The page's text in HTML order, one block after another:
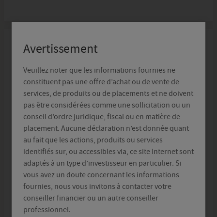
Avertissement
Veuillez noter que les informations fournies ne
constituent pas une offre d’achat ou de vente de
services, de produits ou de placements et ne doivent
pas être considérées comme une sollicitation ou un
conseil d’ordre juridique, fiscal ou en matière de
placement. Aucune déclaration n’est donnée quant
au fait que les actions, produits ou services
identifiés sur, ou accessibles via, ce site Internet sont
adaptés à un type d’investisseur en particulier. Si
vous avez un doute concernant les informations
fournies, nous vous invitons à contacter votre
conseiller financier ou un autre conseiller
professionnel.
Distributeur
Crelan
Le distributeur belge de la gamme de fonds Delegio
Privilege est Crelan – Boulevard Sylvain Dupuis 251,
1070 Anderlecht. Pour un conseil personnalisé,
veuillez contacter un agent bancaire Crelan près de
chez vous viahttps://www.crelan.be/.
Ombudsfin